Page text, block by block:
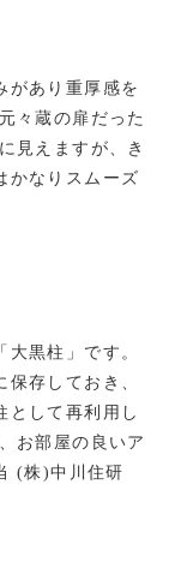
があり重厚感を
々蔵の扉だった
見えますが、き
かなりスムーズ
黒柱」です。
存しておき、
として再利用し
お部屋の良いア
(株)中川住研